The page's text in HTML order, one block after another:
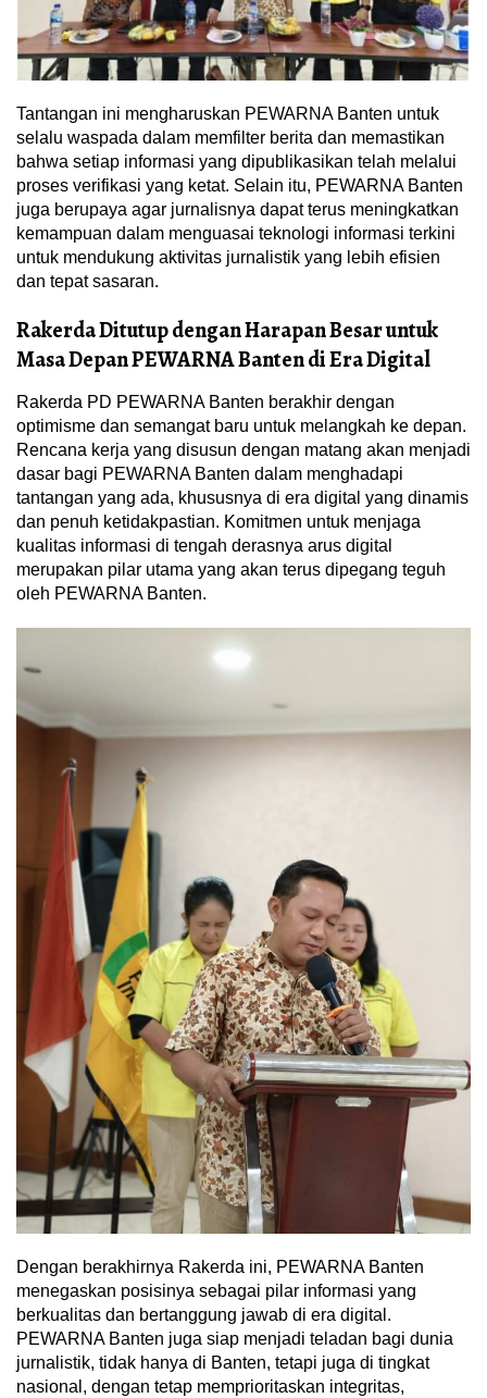
Tantangan ini mengharuskan PEWARNA Banten untuk
selalu waspada dalam memfilter berita dan memastikan
bahwa setiap informasi yang dipublikasikan telah melalui
proses verifikasi yang ketat. Selain itu, PEWARNA Banten
juga berupaya agar jurnalisnya dapat terus meningkatkan
kemampuan dalam menguasai teknologi informasi terkini
untuk mendukung aktivitas jurnalistik yang lebih efisien
dan tepat sasaran.
Rakerda Ditutup dengan Harapan Besar untuk
Masa Depan PEWARNA Banten di Era Digital
Rakerda PD PEWARNA Banten berakhir dengan
optimisme dan semangat baru untuk melangkah ke depan.
Rencana kerja yang disusun dengan matang akan menjadi
dasar bagi PEWARNA Banten dalam menghadapi
tantangan yang ada, khususnya di era digital yang dinamis
dan penuh ketidakpastian. Komitmen untuk menjaga
kualitas informasi di tengah derasnya arus digital
merupakan pilar utama yang akan terus dipegang teguh
oleh PEWARNA Banten.
Dengan berakhirnya Rakerda ini, PEWARNA Banten
menegaskan posisinya sebagai pilar informasi yang
berkualitas dan bertanggung jawab di era digital.
PEWARNA Banten juga siap menjadi teladan bagi dunia
jurnalistik, tidak hanya di Banten, tetapi juga di tingkat
nasional, dengan tetap memprioritaskan integritas,